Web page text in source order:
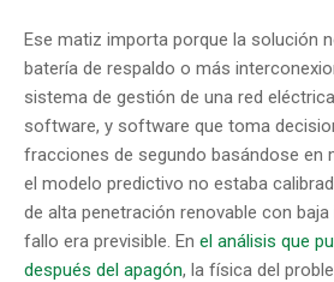
Ese matiz importa porque la solución
batería de respaldo o más
sistema de gestión de una red
software, y software que toma
fracciones de segundo basándose en
el modelo predictivo no estaba
de alta penetración renovable con
fallo era previsible. En el análisis que
después del apagón, la física del